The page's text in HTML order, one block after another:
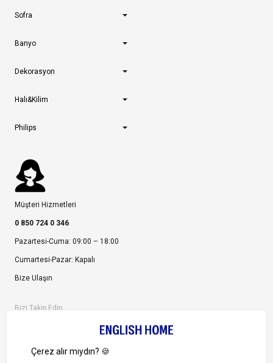
Sofra
Banyo
Dekorasyon
Halı&Kilim
Philips
Müşteri Hizmetleri
0 850 724 0 346
Pazartesi-Cuma: 09:00 – 18:00
Cumartesi-Pazar: Kapalı
Bize Ulaşın
Bizi Takip Edin